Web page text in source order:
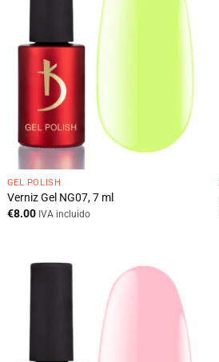
GEL POLISH
Verniz Gel NG07, 7 ml
€8.00 IVA incluido